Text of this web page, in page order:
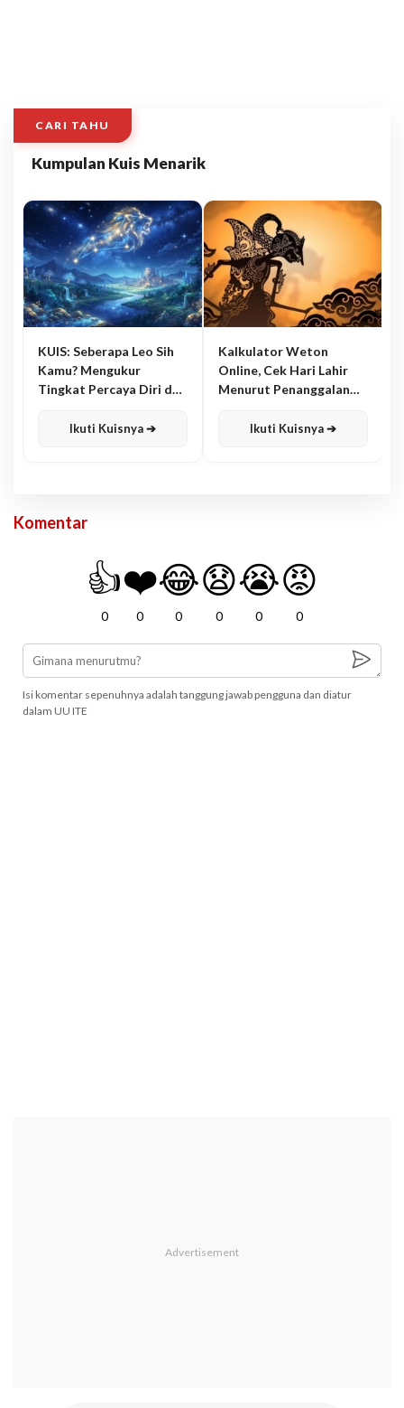
CARI TAHU
Kumpulan Kuis Menarik
KUIS: Seberapa Leo Sih
Kamu? Mengukur
Tingkat Percaya Diri dan
Ikuti Kuisnya ➔
Kalkulator Weton
Online, Cek Hari Lahir
Menurut Penanggalan
Ikuti Kuisnya ➔
Komentar
👍
0
❤️
0
😂
0
😧
0
😭
0
😡
0
Isi komentar sepenuhnya adalah tanggung jawab pengguna dan diatur
dalam UU ITE